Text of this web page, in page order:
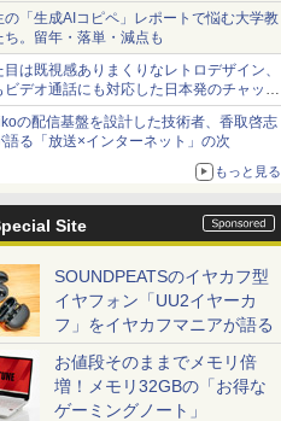
の「生成AIコピペ」レポートで悩む大学教
ち。留年・落単・減点も
目は既視感ありまくりなレトロデザイン、
ビデオ通話にも対応した日本発のチャット
リが登場【やじうまWatch】
の配信基盤を設計した技術者、香取啓志
語る「放送×インターネット」の次
もっと見る
Site
SOUNDPEATSのイヤカフ型
イヤフォン「UU2イヤーカ
フ」をイヤカフマニアが語る
お値段そのままでメモリ倍
増！メモリ32GBの「お得な
ゲーミングノート」